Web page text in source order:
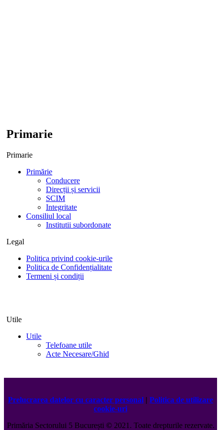
Primarie
Primarie
Primărie
Conducere
Direcții și servicii
SCIM
Integritate
Consiliul local
Institutii subordonate
Legal
Politica privind cookie-urile
Politica de Confidențialitate
Termeni și condiții
Utile
Utile
Telefoane utile
Acte Necesare/Ghid
Prelucrarea datelor cu caracter personal | Politica de utilizare
cookie-uri
Primăria Sectorului 5 București ©️2021. Toate drepturile rezervate.